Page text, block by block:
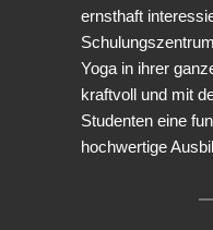
ernsthaft
Yoga in ihrer
kraftvoll und mit
Studenten eine
hochwertige